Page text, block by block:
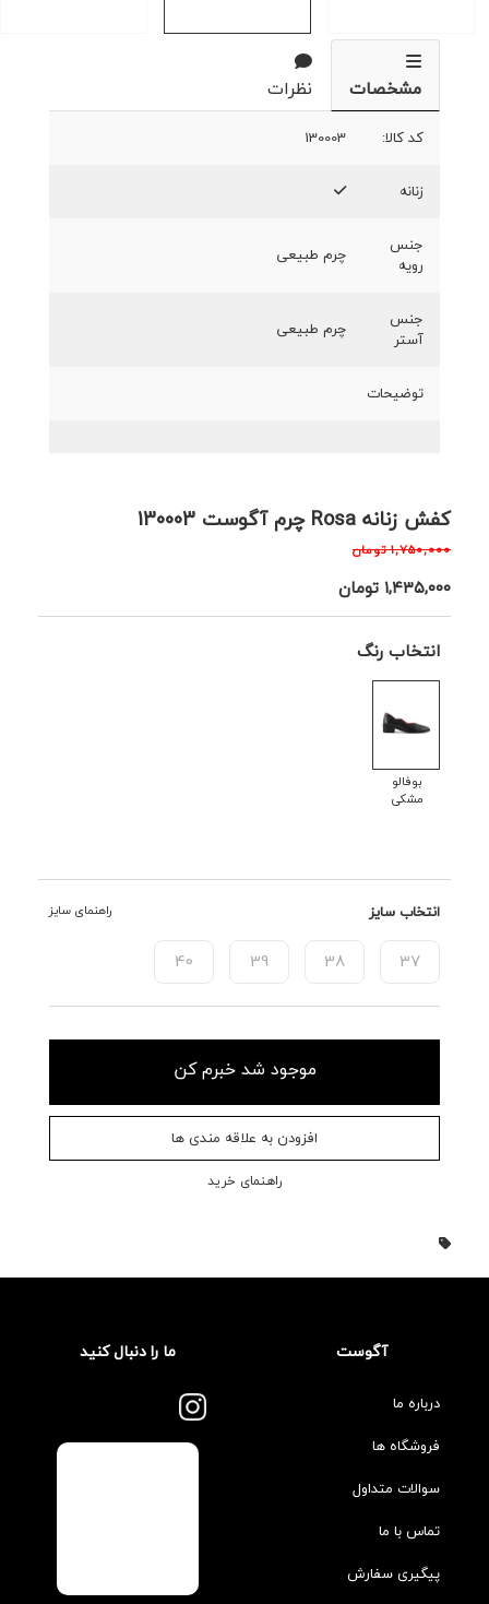
کفش زنانه Rosa چرم آگوست 130003
۱,۷۵۰,۰۰۰ تومان
۱,۴۳۵,۰۰۰ تومان
انتخاب رنگ
بوفالو
مشکی
انتخاب سایز راهنمای سایز
37
38
39
40
موجود شد خبرم کن
افزودن به علاقه مندی ها
راهنمای خرید
مشخصات نظرات
کد کالا: 130003
زنانه
جنس
رویه
چرم طبیعی
جنس
آستر
چرم طبیعی
توضیحات
آگوست
درباره ما
فروشگاه ها
سوالات متداول
تماس با ما
پیگیری سفارش
ما را دنبال کنید